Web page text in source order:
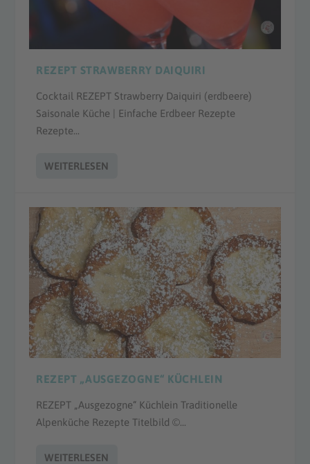
REZEPT STRAWBERRY DAIQUIRI
Cocktail REZEPT Strawberry Daiquiri (erdbeere)
Saisonale Küche | Einfache Erdbeer Rezepte
Rezepte...
WEITERLESEN
REZEPT „AUSGEZOGNE“ KÜCHLEIN
REZEPT „Ausgezogne“ Küchlein Traditionelle
Alpenküche Rezepte Titelbild ©...
WEITERLESEN